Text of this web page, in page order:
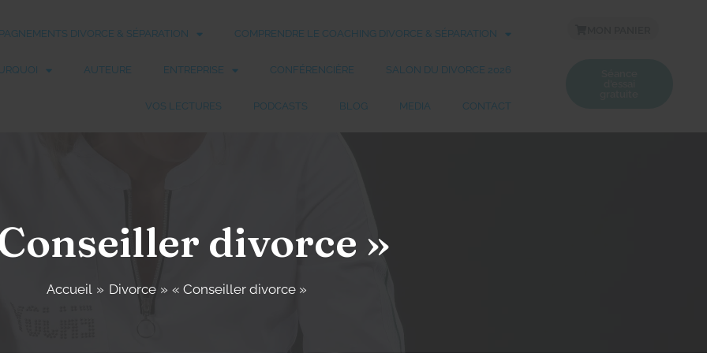
DIVORCE & SÉPARATION COMPRENDRE LE COACHING DIVORCE & SÉPARATION
AUTEURE ENTREPRISE CONFÉRENCIÈRE SALON DU DIVORCE 2026
VOS LECTURES PODCASTS BLOG MEDIA CONTACT
divorce »
Accueil Divorce « Conseiller divorce »